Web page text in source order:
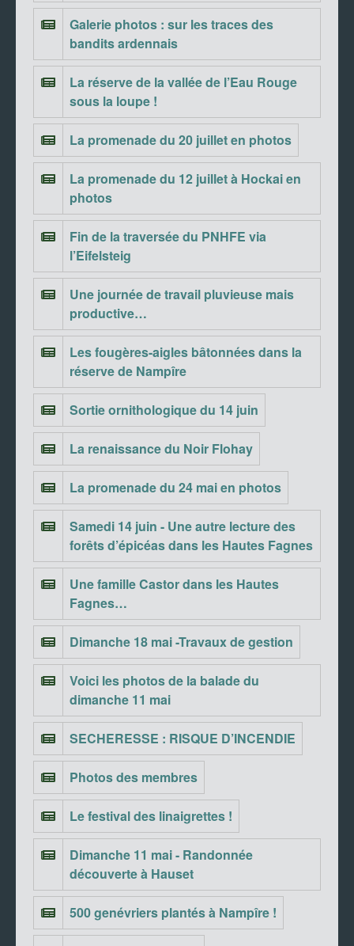
Galerie photos : sur les traces des
bandits ardennais
La réserve de la vallée de l’Eau Rouge
sous la loupe !
La promenade du 20 juillet en photos
La promenade du 12 juillet à Hockai en
photos
Fin de la traversée du PNHFE via
l’Eifelsteig
Une journée de travail pluvieuse mais
productive…
Les fougères-aigles bâtonnées dans la
réserve de Nampîre
Sortie ornithologique du 14 juin
La renaissance du Noir Flohay
La promenade du 24 mai en photos
Samedi 14 juin - Une autre lecture des
forêts d’épicéas dans les Hautes Fagnes
Une famille Castor dans les Hautes
Fagnes…
Dimanche 18 mai -Travaux de gestion
Voici les photos de la balade du
dimanche 11 mai
SECHERESSE : RISQUE D’INCENDIE
Photos des membres
Le festival des linaigrettes !
Dimanche 11 mai - Randonnée
découverte à Hauset
500 genévriers plantés à Nampîre !